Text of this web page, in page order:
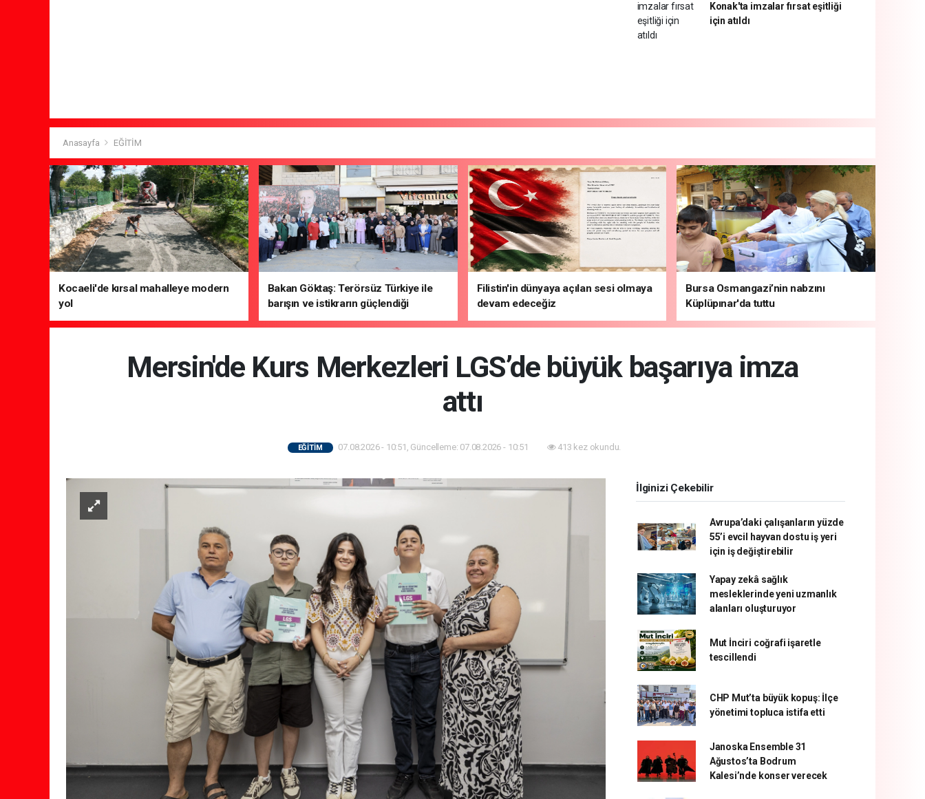
Konak'ta imzalar fırsat eşitliği
için atıldı
Anasayfa EĞİTİM
Kocaeli'de kırsal mahalleye modern
yol
Bakan Göktaş: Terörsüz Türkiye ile
barışın ve istikrarın güçlendiği
gelecek hedefliyoruz
Filistin'in dünyaya açılan sesi olmaya
devam edeceğiz
Bursa Osmangazi’nin nabzını
Küplüpınar'da tuttu
Mersin'de Kurs Merkezleri LGS’de büyük başarıya imza
attı
EĞİTİM 07.08.2026 - 10:51, Güncelleme: 07.08.2026 - 10:51 413 kez okundu.
İlginizi Çekebilir
Avrupa’daki çalışanların yüzde
55’i evcil hayvan dostu iş yeri
için iş değiştirebilir
Yapay zekâ sağlık
mesleklerinde yeni uzmanlık
alanları oluşturuyor
Mut İnciri coğrafi işaretle
tescillendi
CHP Mut’ta büyük kopuş: İlçe
yönetimi topluca istifa etti
Janoska Ensemble 31
Ağustos’ta Bodrum
Kalesi’nde konser verecek